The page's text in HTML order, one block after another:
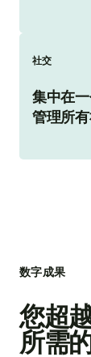
社交
集中在
管理所
数字成果
您超
所需